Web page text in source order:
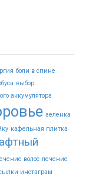
боли в спине
выбор
аккумулятора
зеленка
кафельная плитка
волос лечение
инстаграм